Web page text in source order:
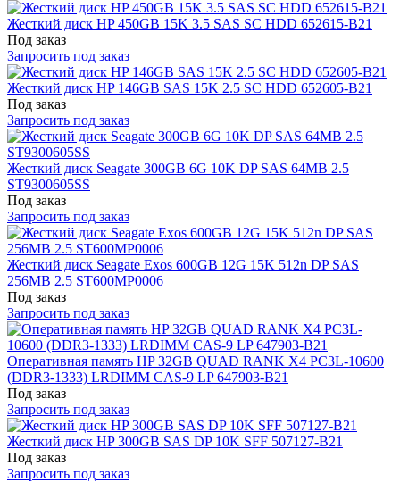
Жесткий диск HP 450GB 15K 3.5 SAS SC HDD 652615-B21
Под заказ
Запросить под заказ
Жесткий диск HP 146GB SAS 15K 2.5 SC HDD 652605-B21
Под заказ
Запросить под заказ
Жесткий диск Seagate 300GB 6G 10K DP SAS 64MB 2.5
ST9300605SS
Под заказ
Запросить под заказ
Жесткий диск Seagate Exos 600GB 12G 15K 512n DP SAS
256MB 2.5 ST600MP0006
Под заказ
Запросить под заказ
Оперативная память HP 32GB QUAD RANK X4 PC3L-10600
(DDR3-1333) LRDIMM CAS-9 LP 647903-B21
Под заказ
Запросить под заказ
Жесткий диск HP 300GB SAS DP 10K SFF 507127-B21
Под заказ
Запросить под заказ